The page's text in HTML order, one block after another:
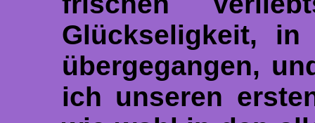
Glückseligkeit,
übergegangen,
ich unseren